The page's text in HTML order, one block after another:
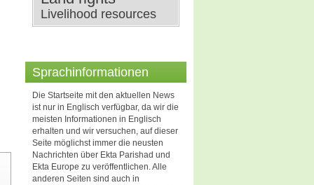
Livelihood resources
Sprachinformationen
Die Startseite mit den aktuellen News
ist nur in Englisch verfügbar, da wir die
meisten Informationen in Englisch
erhalten und wir versuchen, auf dieser
Seite möglichst immer die neusten
Nachrichten über Ekta Parishad und
Ekta Europe zu veröffentlichen. Alle
anderen Seiten sind auch in